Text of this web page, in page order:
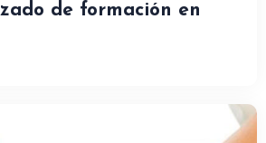
de formación en